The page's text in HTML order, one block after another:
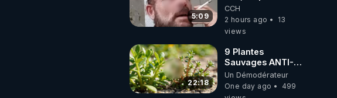
5:09
doit pas faire
appel à
l'intelligence
CCH
2 hours ago
13
views
22:18
9 Plantes
Sauvages ANTI-
FAMINE: ces
Ressources
Un Démodérateur
One day ago
499